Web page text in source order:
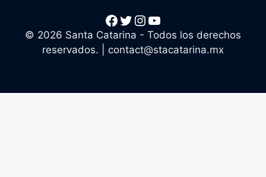
© 2026 Santa Catarina - Todos los derechos
reservados. | contact@stacatarina.mx
Facebook
Twitter
Instagram
YouTube